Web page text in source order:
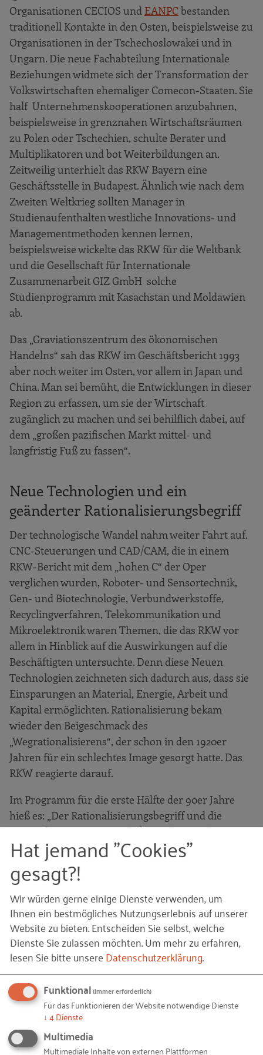
Organisationen CECIOS und EANPCbestanden
traditionell Kontakte in den Osten, beispielsweise zu
Organisationen in der Tschechoslowakei und in
Ungarn. Die neue Fachabteilung Internationale
Beziehungen widmete sich der Transformation der
Volkswirtschaften ehemaliger Comecon-Staaten. Sie
half Unternehmenskooperationen anzubahnen,
beispielsweise in grenznahen Wirtschaftsräumen
zu Polen oder Tschechien, schulte Berater und
Multiplikatoren und bot Weiterbildungen an.
Zeitweilig unterhielt das RKW Bayern eine
Geschäftsstelle in Budapest. Ähnlich wie nach dem
Zweiten Weltkrieg sollten Manager in
Studienaufenthalten westliche Innovations- und
Managementmethoden kennen lernen,
beispielsweise wickelte das RKW für die Weltbank
und die Gesellschaft für Internationale
Zusammenarbeit GIZ GmbH solche
Studienprogramm mit Kasachstan und Moldawien
ab.
Das „Graviationszentrum des ökonomischen
Handelns“ sah das RKW im Geschäftsbericht 1993
aber noch weiter im Osten, vor allem in Japan und
China. Man sei bemüht, die Entwicklungen in dieser
Region zu erfassen, um sie der Wirtschaft
zugänglich zu machen und sei behilflich dabei, auf
dem „großen pazifischen Markt mittel- und
langfristig Fuß zu fassen“.
Neue Technologien und ein
geänderter Rationalisierungsbegriff
Der technologische Wandel nahm weiter Fahrt auf.
CNC-Steuerungen und CAD/CAM, die in einem
RKW-Bericht mit dem „hohen C“ der Oper
verglichen wurden, Roboter- und Sensortechnik,
Gen- und Biotechnologie, Verbundwerkstoffe,
Recyclingverfahren, Telekommunikation und
Mikroelektronik waren Themen, die das RKW vor
allem in Hinblick auf die Auswirkungen auf die
Beschäftigten untersuchte. Denn diese Neuen
Technologien zeichneten sich dadurch aus, dass sie
Einsparungen an Material, Energie, Arbeit und
Kapital ermöglichten. Rationalisierung bekam
wieder den Beigeschmack des
„Wegrationalisierens“, der schon in den 1920er
Jahren für ein schlechtes Image gesorgt hatte. Das
RKW reagierte darauf.
Im Programm für die erste Hälfte der 90er Jahre
hieß es: „Der Rationalisierungsbegriff und die
Rationalisierungsmuster haben sich geändert.“
Rationalisieren definierte das RKW jetzt als
Vernünftige Gestaltung der
marktorientierten Leistungsprozesse
bei gleichzeitiger
Produktivitätssteigerung, Verbesserung
der Arbeitsbedingungen und
Weiter hieß es: Die Rahmenbedingungen hätten
sich verändert, die tayloristische Rationalisierung
Hat jemand "Cookies"
gesagt?!
Wir würden gerne einige Dienste verwenden, um
Ihnen ein bestmögliches Nutzungserlebnis auf unserer
Website zu bieten. Entscheiden Sie selbst, welche
Dienste Sie zulassen möchten.Um mehr zu erfahren,
lesen Sie bitte unsereDatenschutzerklärung.
Funktional(immer erforderlich)
Für das Funktionieren der Website notwendige Dienste
↓ 4Dienste
Multimedia
Multimediale Inhalte von externen Plattformen